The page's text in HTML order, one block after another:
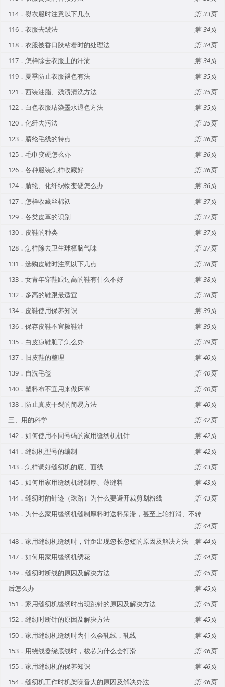
114．熨衣服时注意以下几点
33
116．衣服去皱法
34
118．衣服被香口胶粘着时的处理法
34
117．怎样除去衣服上的汗渍
34
119．夏季防止衣服褪色有法
35
121．西装油脂、残渍清洗方法
35
122．白色衣服玷染墨水退色方法
35
120．化纤去污法
35
123．腈纶毛线的特点
36
125．毛巾变硬怎么办
36
126．各种服装怎样收藏好
36
124．腈纶、化纤织物变硬怎么办
36
127．怎样收藏丝棉袄
37
129．各类皮革的识别
37
130．皮鞋的种类
37
128．怎样除去卫生球樟脑气味
37
131．选购皮鞋时注意以下几点
38
133．女青年穿鞋跟过高的鞋有什么不好
38
132．多高的鞋跟最适宜
38
134．皮鞋使用保养知识
39
136．保存皮鞋不宜擦鞋油
39
135．白皮凉鞋脏了怎么办
39
137．旧皮鞋的整理
40
139．自洗毛毯
40
140．塑料布不宜用来做床罩
40
138．防止真皮干裂的简易方法
40
三、用的科学
42
142．如何使用不同号码的家用缝纫机机针
42
141．缝纫机型号的编制
42
143．怎样调好缝纫机的底、面线
43
145．如何用家用缝纫机缝制厚、薄缝料
43
144．缝纫时的针迹（珠路）为什么要避开裁剪划粉线
43
146．为什么家用缝纫机缝制厚料时送料呆滞，甚至上轮打滑、不转
44
148．家用缝纫机缝纫时，针距出现忽长忽短的原因及解决方法
44
147．如何用家用缝纫机绣花
44
149．缝纫时断线的原因及解决方法
45
后怎么办
45
151．家用缝纫机缝纫时出现跳针的原因及解决方法
45
152．缝纫时断针的原因及解决方法
45
150．家用缝纫机缝纫时为什么会轧线，轧线
45
153．用绕线器绕底线时，梭芯为什么会打滑
46
155．家用缝纫机的保养知识
46
154．缝纫机工作时机架噪音大的原因及解决办法
46